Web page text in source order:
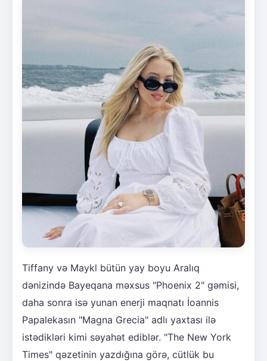
Tiffany və Maykl bütün yay boyu Aralıq
dənizində Bayeqana məxsus "Phoenix 2" gəmisi,
daha sonra isə yunan enerji maqnatı İoannis
Papalekasın "Magna Grecia" adlı yaxtası ilə
istədikləri kimi səyahət ediblər. "The New York
Times" qəzetinin yazdığına görə, cütlük bu